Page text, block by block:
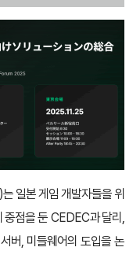
일본 게임 개발자들을 위
점을 둔 CEDEC과 달리,
버, 미들웨어의 도입을 논